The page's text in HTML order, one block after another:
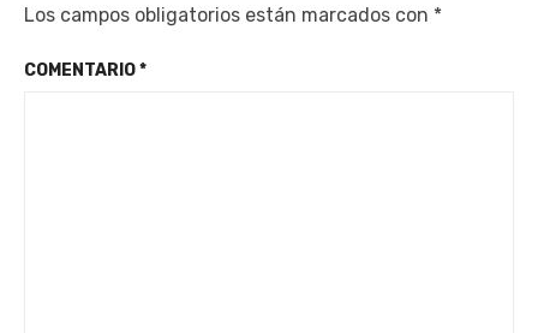
Los campos obligatorios están marcados con *
COMENTARIO*